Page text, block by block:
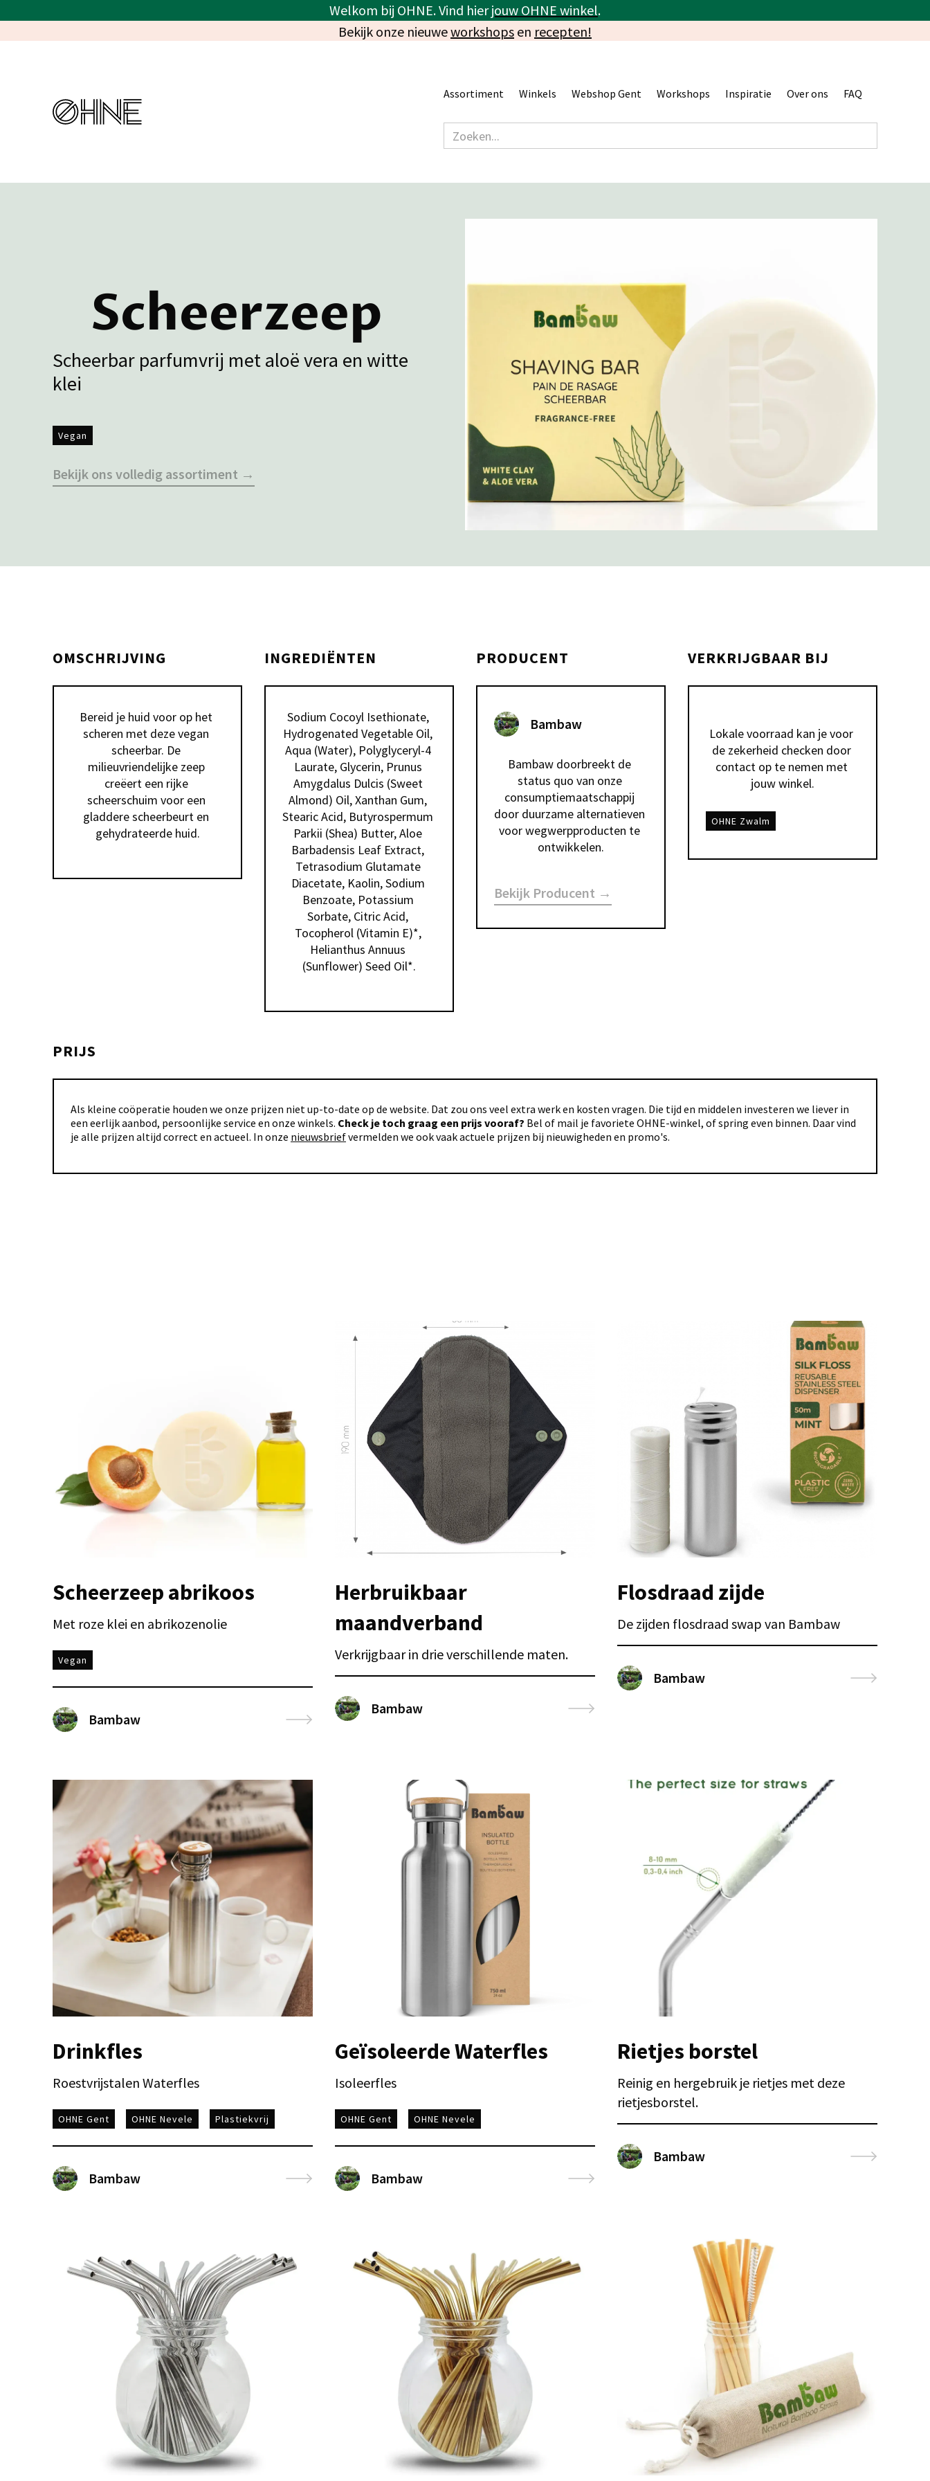
Welkom bij OHNE. Vind hierjouw OHNE winkel.
Bekijk onze nieuweworkshops en recepten!
Assortiment Winkels Webshop Gent Workshops Inspiratie Over ons FAQ
Scheerzeep
Scheerbar parfumvrij met aloë vera en witte
klei
Vegan
Bekijk ons volledig assortiment →
OMSCHRIJVING
Bereid je huid voor op het
scheren met deze vegan
scheerbar. De
milieuvriendelijke zeep
creëert een rijke
scheerschuim voor een
gladdere scheerbeurt en
gehydrateerde huid.
INGREDIËNTEN
Sodium Cocoyl Isethionate,
Hydrogenated Vegetable Oil,
Aqua (Water), Polyglyceryl-4
Laurate, Glycerin, Prunus
Amygdalus Dulcis (Sweet
Almond) Oil, Xanthan Gum,
Stearic Acid, Butyrospermum
Parkii (Shea) Butter, Aloe
Barbadensis Leaf Extract,
Tetrasodium Glutamate
Diacetate, Kaolin, Sodium
Benzoate, Potassium
Sorbate, Citric Acid,
Tocopherol (Vitamin E)*,
Helianthus Annuus
(Sunflower) Seed Oil*.
PRODUCENT
Bambaw
Bambaw doorbreekt de
status quo van onze
consumptiemaatschappij
door duurzame alternatieven
voor wegwerpproducten te
ontwikkelen.
Bekijk Producent →
VERKRIJGBAAR BIJ
Lokale voorraad kan je voor
de zekerheid checken door
contact op te nemen met
jouw winkel.
OHNE Zwalm
PRIJS
Als kleine coöperatie houden we onze prijzen niet up-to-date op de website. Dat zou ons veel extra werk en kosten vragen. Die tijd en middelen investeren we liever in
een eerlijk aanbod, persoonlijke service en onze winkels. Check je toch graag een prijs vooraf? Bel of mail je favoriete OHNE-winkel, of spring even binnen. Daar vind
je alle prijzen altijd correct en actueel. In onze nieuwsbriefvermelden we ook vaak actuele prijzen bij nieuwigheden en promo's.
Scheerzeep abrikoos
Met roze klei en abrikozenolie
Vegan
Bambaw
Herbruikbaar
maandverband
Verkrijgbaar in drie verschillende maten.
Bambaw
Flosdraad zijde
De zijden flosdraad swap van Bambaw
Bambaw
Drinkfles
Roestvrijstalen Waterfles
OHNE Gent OHNE Nevele Plastiekvrij
Bambaw
Geïsoleerde Waterfles
Isoleerfles
OHNE Gent OHNE Nevele
Bambaw
Rietjes borstel
Reinig en hergebruik je rietjes met deze
rietjesborstel.
Bambaw